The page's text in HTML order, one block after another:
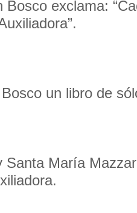
Bosco exclama:
un libro de
Santa María